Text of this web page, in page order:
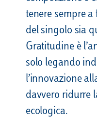
tenere sempre a
del singolo sia
Gratitudine è
solo legando
l’innovazione
davvero ridurre
ecologica.